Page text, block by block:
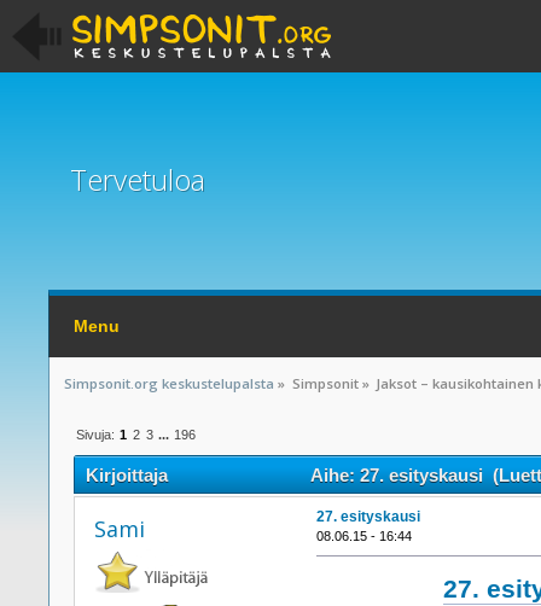
Tervetuloa
Menu
Simpsonit.org keskustelupalsta » Simpsonit» Jaksot – kausikohtainen
Sivuja: 1 2 3 ... 196
Kirjoittaja Aihe: 27. esityskausi
Sami 27. esityskausi
08.06.15 - 16:44
27.